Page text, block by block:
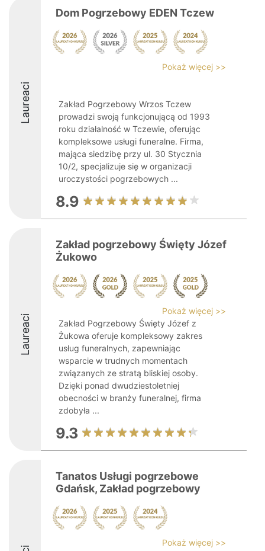
Laureaci
Dom Pogrzebowy EDEN Tczew
Pokaż więcej >>
Zakład Pogrzebowy Wrzos Tczew
prowadzi swoją funkcjonującą od 1993
roku działalność w Tczewie, oferując
kompleksowe usługi funeralne. Firma,
mająca siedzibę przy ul. 30 Stycznia
10/2, specjalizuje się w organizacji
uroczystości pogrzebowych ...
8.9
Laureaci
Zakład pogrzebowy Święty Józef
Żukowo
Pokaż więcej >>
Zakład Pogrzebowy Święty Józef z
Żukowa oferuje kompleksowy zakres
usług funeralnych, zapewniając
wsparcie w trudnych momentach
związanych ze stratą bliskiej osoby.
Dzięki ponad dwudziestoletniej
obecności w branży funeralnej, firma
zdobyła ...
9.3
Tanatos Usługi pogrzebowe
Gdańsk, Zakład pogrzebowy
Pokaż więcej >>